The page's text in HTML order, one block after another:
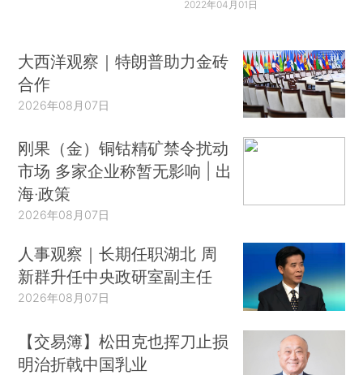
2022年04月01日
大西洋观察｜特朗普助力金砖
合作
2026年08月07日
刚果（金）铜钴精矿禁令扰动
市场 多家企业称暂无影响 | 出
海·政策
2026年08月07日
人事观察｜长期任职湖北 周
新群升任中央政研室副主任
2026年08月07日
【交易簿】松田克也挥刀止损
明治折戟中国乳业